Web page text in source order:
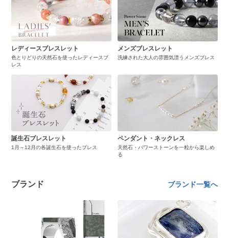
レディースブレスレット
色とりどりの天然石を使ったレディースブ
レス
メンズブレスレット
洗練された大人の雰囲気漂うメンズブレス
誕生石ブレスレット
1月～12月の各誕生石を使ったブレス
ペンダント・ネックレス
天然石・パワーストーンを一粒から楽しめ
る
ブランド ブランド一覧へ